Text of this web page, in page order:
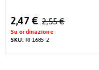
Special
Price
2,47 € 2,55 €
Su ordinazione
SKU: RF1685-2